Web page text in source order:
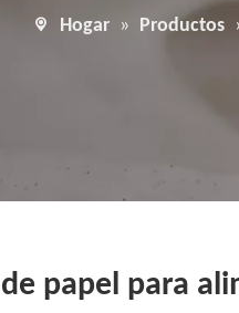
Hogar » Productos
papel para